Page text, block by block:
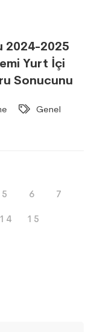
2024-2025
Yurt İçi
Sonucunu
Genel
5 6 7
14 15